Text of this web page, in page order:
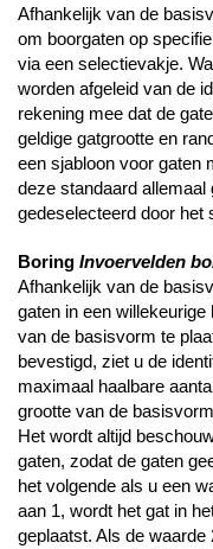
Afhankelijk van de
om boorgaten op
via een selectievakje.
worden afgeleid van de
rekening mee dat de
geldige gatgrootte en
een sjabloon voor gaten
deze standaard
gedeselecteerd door het
Boring Invoervelden
Afhankelijk van de
gaten in een
van de basisvorm te
bevestigd, ziet u de
maximaal haalbare
grootte van de
Het wordt altijd
gaten, zodat de gaten
het volgende als u een
aan 1, wordt het gat in
geplaatst. Als de